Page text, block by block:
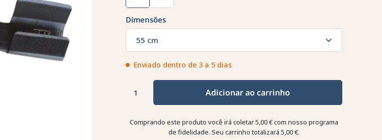
Dimensões
55 cm
Enviado dentro de 3 a 5 dias
Adicionar ao carrinho
Comprando este produto você irá coletar5,00 €com nosso programa
de fidelidade. Seu carrinho totalizará5,00 €.